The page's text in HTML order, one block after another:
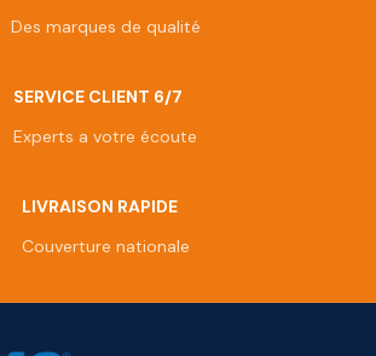
Des marques de qualité
SERVICE CLIENT 6/7
Experts a votre écoute
LIVRAISON RAPIDE
Couverture nationale